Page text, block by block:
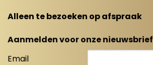
Alleen te bezoeken op afspraak
Aanmelden voor onze nieuwsbrief
Email